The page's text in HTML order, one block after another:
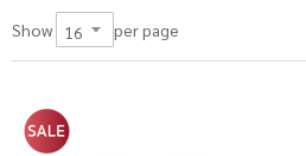
Show per page